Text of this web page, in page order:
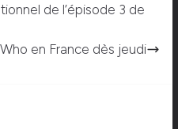
de l’épisode 3 de
en France dès jeudi